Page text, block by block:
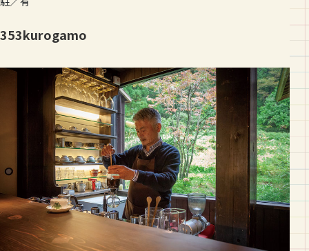
353kurogamo